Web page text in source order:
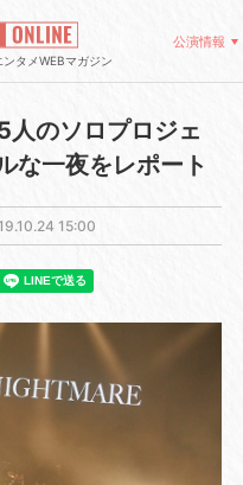
タメWEBマガジン
公演情報
のソロプロジェ
な一夜をレポート
15:00